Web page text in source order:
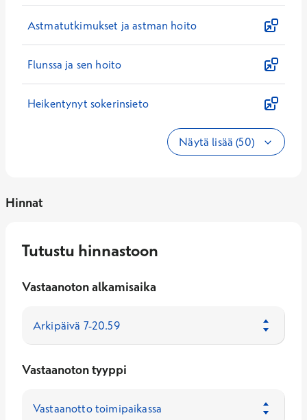
Astmatutkimukset ja astman hoito
Flunssa ja sen hoito
Heikentynyt sokerinsieto
Näytä lisää (50)
Hinnat
Tutustu hinnastoon
Vastaanoton alkamisaika
Vastaanoton tyyppi